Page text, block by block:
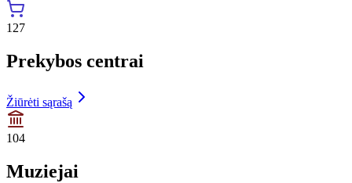
127
Prekybos centrai
Žiūrėti sąrašą
104
Muziejai